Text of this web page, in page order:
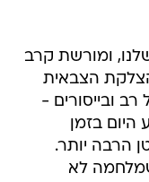
ומורשת קרב
הצבאית
רב ובייסורים -
בזמן
הרבה יותר.
לא